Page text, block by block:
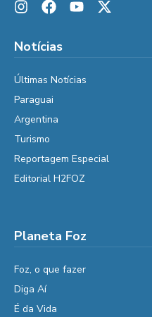
Notícias
Últimas Notícias
Paraguai
Argentina
Turismo
Reportagem Especial
Editorial H2FOZ
Planeta Foz
Foz, o que fazer
Diga Aí
É da Vida